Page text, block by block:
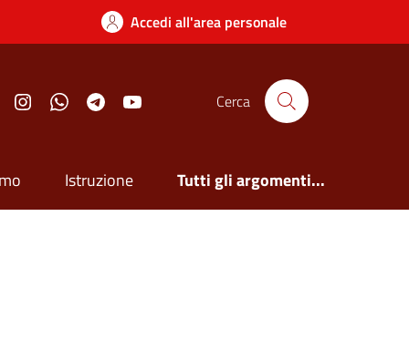
Accedi all'area personale
FacebookInstagramWhatsappTelegram Cerca
Istruzione Tutti gli argomenti...